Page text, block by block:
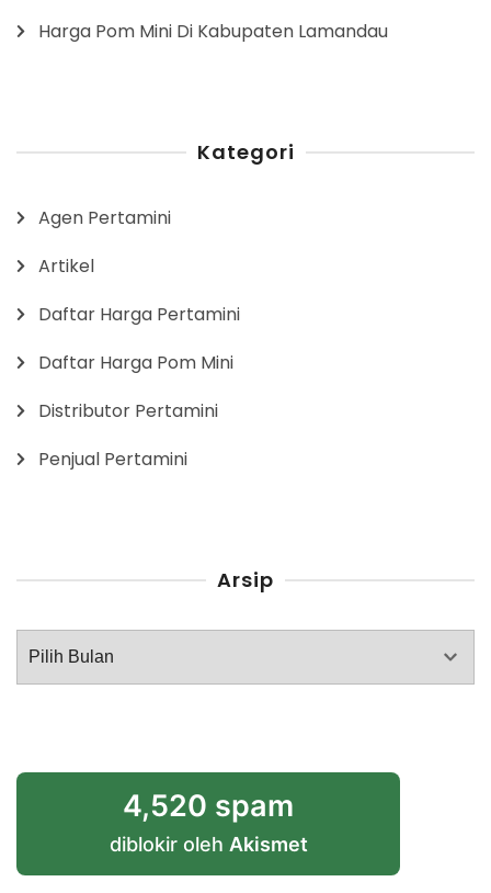
Harga Pom Mini Di Kabupaten Lamandau
Kategori
Agen Pertamini
Artikel
Daftar Harga Pertamini
Daftar Harga Pom Mini
Distributor Pertamini
Penjual Pertamini
Arsip
Arsip
4,520 spam
diblokir oleh Akismet